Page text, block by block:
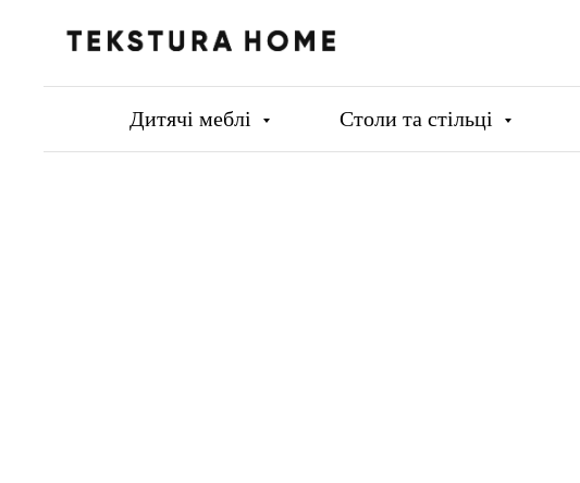
Дитячі меблі Столи та стільці